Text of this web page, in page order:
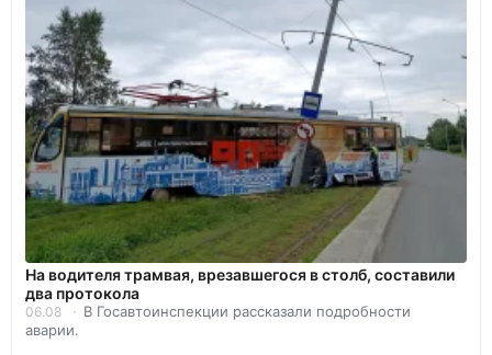
На водителя трамвая, врезавшегося в столб, составили
два протокола
06.08
В Госавтоинспекции рассказали подробности
аварии.